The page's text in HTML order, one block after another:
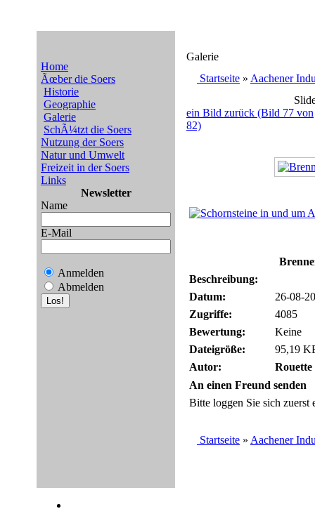
Home
Ãœber die Soers
Historie
Geographie
Galerie
SchÃ¼tzt die Soers
Nutzung der Soers
Natur und Umwelt
Freizeit in der Soers
Links
Newsletter
Name
E-Mail
Anmelden
Abmelden
Galerie
Startseite » Aachener
ein Bild zurück (Bild 77 von
82)
Beschreibung:
Datum:
26-08-
Zugriffe:
4085
Bewertung:
Keine
Dateigröße:
95,19
Autor:
Rouette
An einen Freund senden
Bitte loggen Sie sich zuerst
Startseite » Aachener